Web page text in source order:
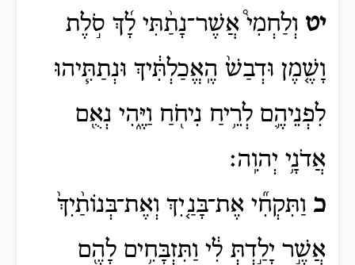
יט וְלַחְמִי֩ אֲשֶׁר־נָתַ֨תִּי לָ֜ךְ סֹ֣לֶת
וָשֶׁ֤מֶן וּדְבַשׁ֙ הֶֽאֱכַלְתִּ֔יךְ וּנְתַתִּ֧יהוּ
לִפְנֵיהֶ֛ם לְרֵ֥יחַ נִיחֹ֖חַ וַיֶּ֑הִי נְאֻ֖ם
אֲדֹנָ֥י יְהוִֽה׃
כ וַתִּקְחִ֞י אֶת־בָּנַ֤יִךְ וְאֶת־בְּנוֹתַ֨יִךְ֙
אֲשֶׁ֣ר יָלַ֣דְתְּ לִ֔י וַתִּזְבָּחִ֥ים לָהֶ֖ם